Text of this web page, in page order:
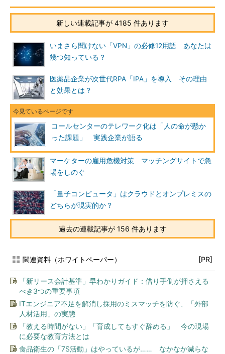
新しい連載記事が 4185 件あります
いまさら聞けない「VPN」の必修12用語 あなたは
幾つ知っている？
医薬品企業が次世代RPA「IPA」を導入 その理由
と効果とは？
コールセンターのテレワーク化は「人の命が懸か
った課題」 実践企業が語る
マーケターの雇用危機対策 マッチングサイトで急
場をしのぐ
「量子コンピュータ」はクラウドとオンプレミスの
どちらが現実的か？
過去の連載記事が 156 件あります
関連資料（ホワイトペーパー） [PR]
「新リース会計基準」早わかりガイド：借り手側が押さえる
べき3つの重要事項
ITエンジニア不足を解消し採用のミスマッチを防ぐ、「外部
人材活用」の実態
「教える時間がない」「育成してもすぐ辞める」 今の現場
に必要な教育方法とは
食品衛生の「7S活動」はやっているが…… なかなか減らな